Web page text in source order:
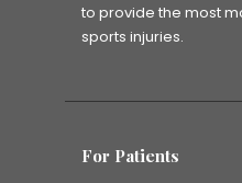
to provide the most
sports injuries.
For Patients